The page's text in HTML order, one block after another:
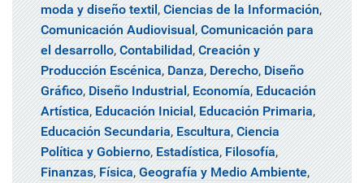
moda y diseño textil,Ciencias de la Información,
Comunicación Audiovisual,Comunicación para
el desarrollo,Contabilidad,Creación y
Producción Escénica,Danza,Derecho,Diseño
Gráfico,Diseño Industrial,Economía,Educación
Artística,Educación Inicial,Educación Primaria,
Educación Secundaria,Escultura,Ciencia
Política y Gobierno,Estadística,Filosofía,
Finanzas,Física,Geografía y Medio Ambiente,